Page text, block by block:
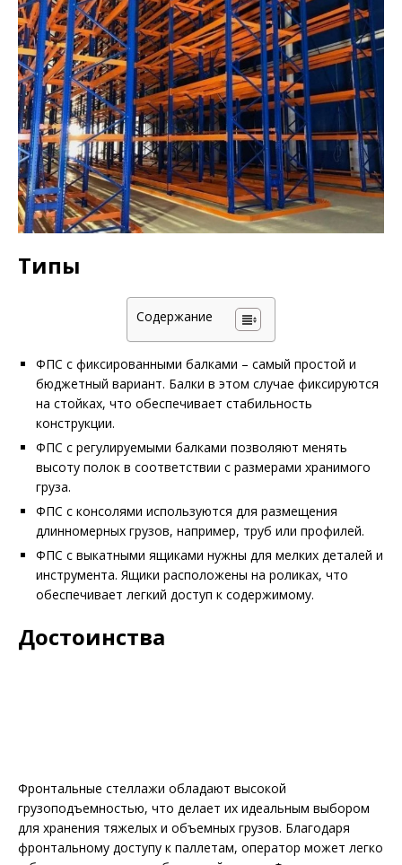
Типы
Содержание
ФПС с фиксированными балками – самый простой и
бюджетный вариант. Балки в этом случае фиксируются
на стойках, что обеспечивает стабильность
конструкции.
ФПС с регулируемыми балками позволяют менять
высоту полок в соответствии с размерами хранимого
груза.
ФПС с консолями используются для размещения
длинномерных грузов, например, труб или профилей.
ФПС с выкатными ящиками нужны для мелких деталей и
инструмента. Ящики расположены на роликах, что
обеспечивает легкий доступ к содержимому.
Достоинства
Фронтальные стеллажи обладают высокой
грузоподъемностью, что делает их идеальным выбором
для хранения тяжелых и объемных грузов. Благодаря
фронтальному доступу к паллетам, оператор может легко